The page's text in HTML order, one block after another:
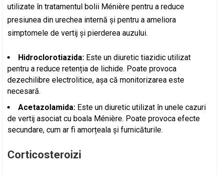
utilizate în tratamentul bolii Ménière pentru a reduce
presiunea din urechea internă și pentru a ameliora
simptomele de vertij și pierderea auzului.
Hidroclorotiazida: Este un diuretic tiazidic utilizat
pentru a reduce retenția de lichide. Poate provoca
dezechilibre electrolitice, așa că monitorizarea este
necesară.
Acetazolamida: Este un diuretic utilizat în unele cazuri
de vertij asociat cu boala Ménière. Poate provoca efecte
secundare, cum ar fi amorțeala și furnicăturile.
Corticosteroizi